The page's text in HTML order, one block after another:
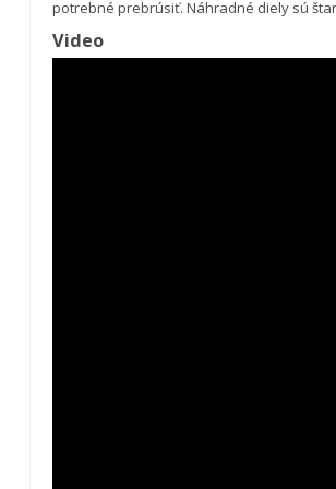
potrebné prebrúsiť. Náhradné diely sú
Video